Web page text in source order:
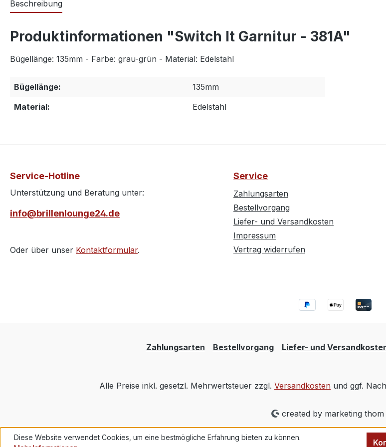
Beschreibung
Produktinformationen "Switch It Garnitur - 381A"
Bügellänge: 135mm - Farbe: grau-grün - Material: Edelstahl
Bügellänge:
135mm
Material:
Edelstahl
Service-Hotline
Unterstützung und Beratung unter:
info@brillenlounge24.de
Oder über unser Kontaktformular.
Service
Zahlungsarten
Bestellvorgang
Liefer- und Versandkosten
Impressum
Vertrag widerrufen
Zahlungsarten Bestellvorgang Liefer- und
Alle Preise inkl. gesetzl. Mehrwertsteuer zzgl. Versandkosten und ggf.
created by marketing thom
Diese Website verwendet Cookies, um eine bestmögliche Erfahrung bieten zu können.